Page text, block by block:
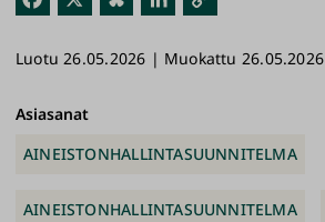
ok
y
n
link
Luotu 26.05.2026 | Muokattu 26.05.2026
Asiasanat
AINEISTONHALLINTASUUNNITELMA
AINEISTONHALLINTASUUNNITELMA